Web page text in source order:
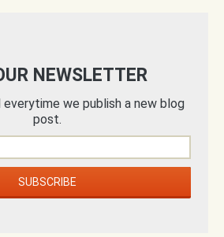
NEWSLETTER
we publish a new blog
post.